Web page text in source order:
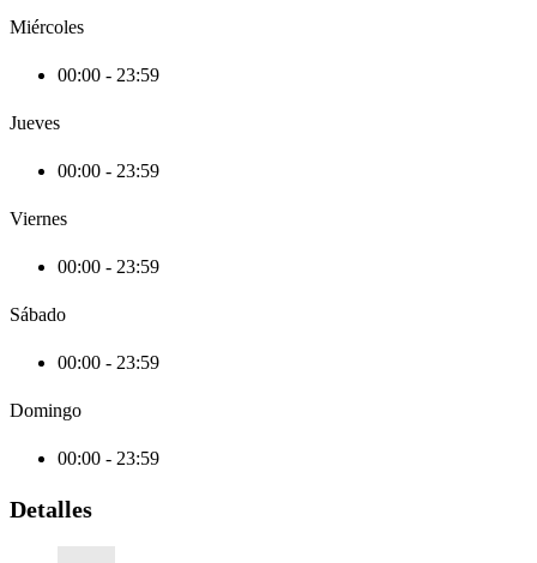
Miércoles
00:00 - 23:59
Jueves
00:00 - 23:59
Viernes
00:00 - 23:59
Sábado
00:00 - 23:59
Domingo
00:00 - 23:59
Detalles